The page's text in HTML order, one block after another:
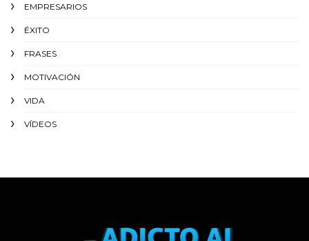
EMPRESARIOS
ÉXITO‬
FRASES
MOTIVACIÓN
VIDA
VÍDEOS